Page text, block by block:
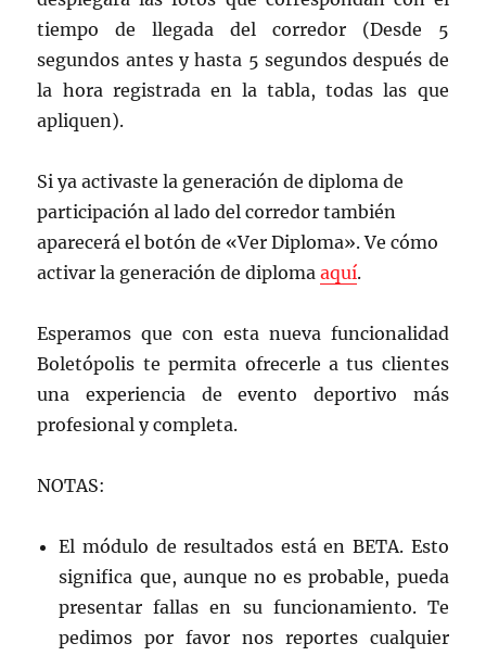
tiempo de llegada del corredor (Desde 5
segundos antes y hasta 5 segundos después de
la hora registrada en la tabla, todas las que
apliquen).
Si ya activaste la generación de diploma de
participación al lado del corredor también
aparecerá el botón de «Ver Diploma». Ve cómo
activar la generación de diplomaaquí.
Esperamos que con esta nueva funcionalidad
Boletópolis te permita ofrecerle a tus clientes
una experiencia de evento deportivo más
profesional y completa.
NOTAS:
El módulo de resultados está en BETA. Esto
significa que, aunque no es probable, pueda
presentar fallas en su funcionamiento. Te
pedimos por favor nos reportes cualquier